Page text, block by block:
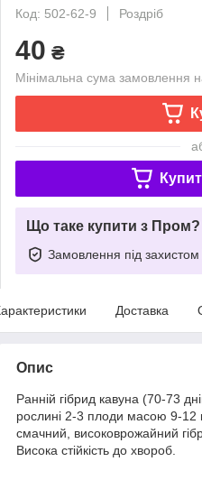
Код: 502-62-9
Роздріб
40 ₴
Мінімальна сума замовлення
Що таке купити з Пром?
Замовлення під захистом
Доставка
Опис
Ранній гібрид кавуна (70-73
рослині 2-3 плоди масою 9-12
смачний, високоврожайний
Висока стійкість до хвороб.